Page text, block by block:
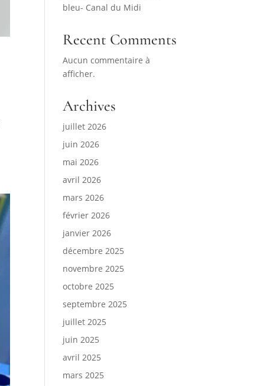
bleu- Canal du Midi
Recent Comments
Aucun commentaire à
afficher.
Archives
juillet 2026
juin 2026
mai 2026
avril 2026
mars 2026
février 2026
janvier 2026
décembre 2025
novembre 2025
octobre 2025
septembre 2025
juillet 2025
juin 2025
avril 2025
mars 2025